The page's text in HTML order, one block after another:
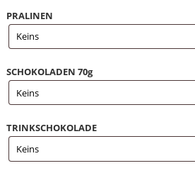
PRALINEN
SCHOKOLADEN 70g
TRINKSCHOKOLADE